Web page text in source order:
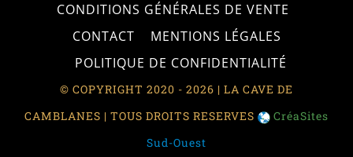
CONDITIONS GÉNÉRALES DE VENTE
CONTACT
MENTIONS LÉGALES
POLITIQUE DE CONFIDENTIALITÉ
© COPYRIGHT 2020 - 2026 | LA CAVE DE
CAMBLANES | TOUS DROITS RESERVES
CréaSites
Sud-Ouest